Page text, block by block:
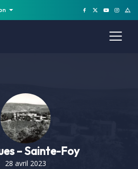
– Sainte-Foy
28 avril 2023